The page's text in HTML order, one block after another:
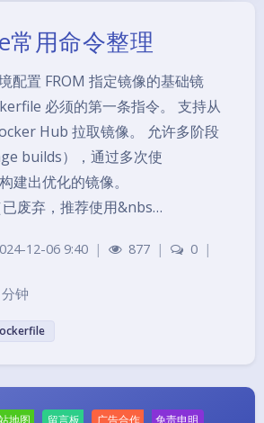
用命令整理
配置 FROM 指定镜像的基础镜
必须的第一条指令。 支持从
Hub 拉取镜像。 允许多阶段
builds），通过多次使
建出优化的镜像。
废弃，推荐使用&nbs…
12-06 9:40 | 877 | 0 |
钟
地图 留言板 广告合作 免责申明